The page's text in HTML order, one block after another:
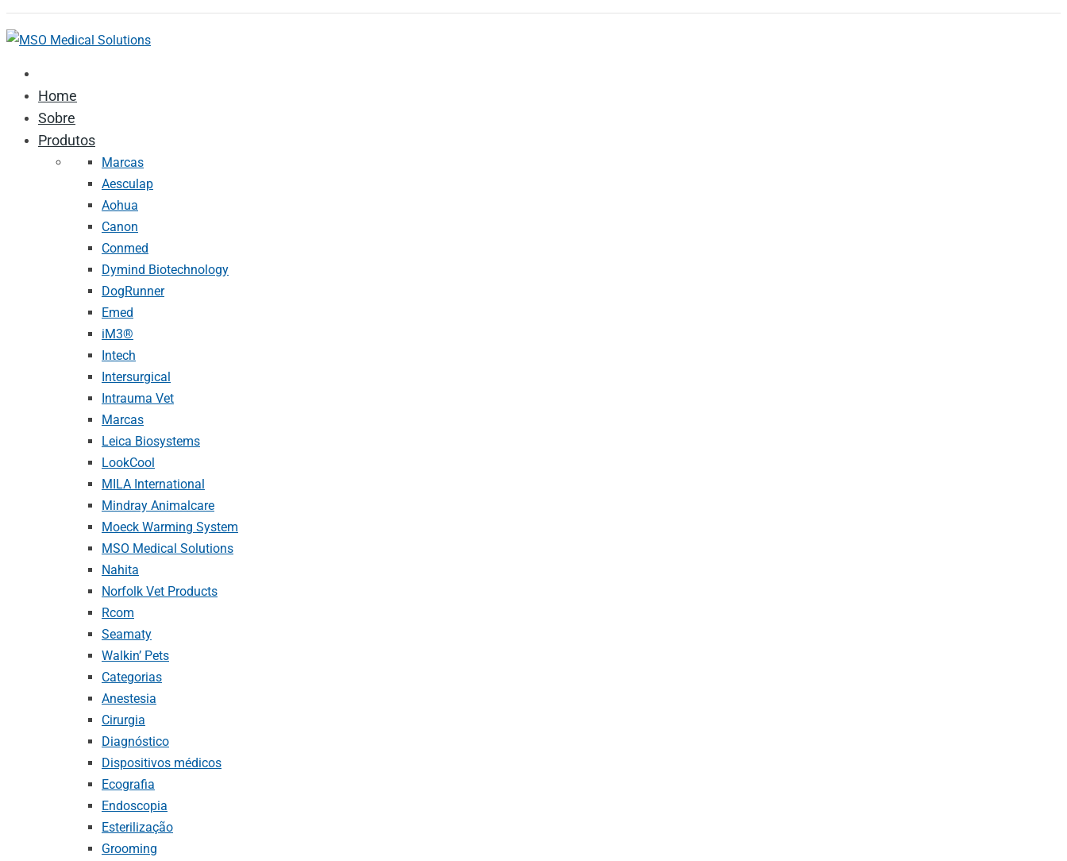
Home
Sobre
Produtos
Marcas
Aesculap
Aohua
Canon
Conmed
Dymind Biotechnology
DogRunner
Emed
iM3®️
Intech
Intersurgical
Intrauma Vet
Marcas
Leica Biosystems
LookCool
MILA International
Mindray Animalcare
Moeck Warming System
MSO Medical Solutions
Nahita
Norfolk Vet Products
Rcom
Seamaty
Walkin’ Pets
Categorias
Anestesia
Cirurgia
Diagnóstico
Dispositivos médicos
Ecografia
Endoscopia
Esterilização
Grooming